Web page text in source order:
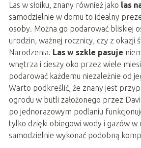
Las w słoiku, znany również jako las
samodzielnie w domu to idealny
osoby. Można go podarować bliskiej
urodzin, ważnej rocznicy, czy z okazji
Narodzenia. Las w szkle pasuje
wnętrza i cieszy oko przez wiele
podarować każdemu niezależnie od
Warto podkreślić, że znany jest
ogrodu w butli założonego przez
po jednorazowym podlaniu
tylko dzięki obiegowi wody i gazów w
samodzielnie wykonać podobną